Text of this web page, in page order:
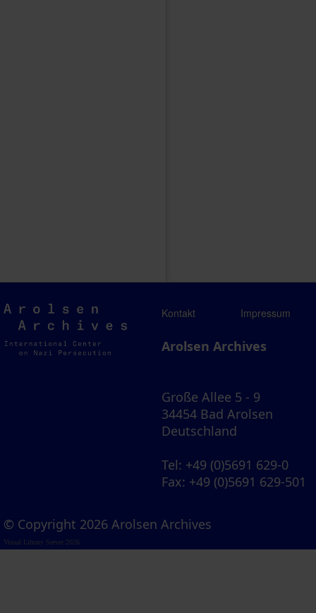
Arolsen
Archives
Kontakt Impressum
Arolsen Archives
Große Allee 5 - 9
34454 Bad Arolsen
Deutschland
Tel: +49 (0)5691 629-0
Fax: +49 (0)5691 629-501
© Copyright 2026 Arolsen Archives
Visual Library Server 2026